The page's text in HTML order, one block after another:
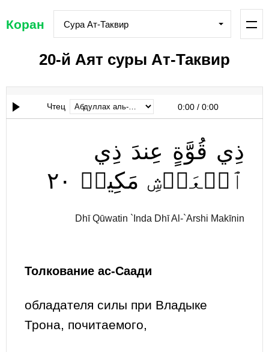
Коран Сура Ат-Таквир
20-й Аят суры Ат-Таквир
Чтец 0:00 / 0:00
ذِي قُوَّةٍ عِندَ ذِي
ٱلۡعَرۡشِ مَكِينٖ ٢٠
Dhī Qūwatin `Inda Dhī Al-`Arshi Makīnin
Толкование ас-Саади
обладателя силы при Владыке
Трона, почитаемого,